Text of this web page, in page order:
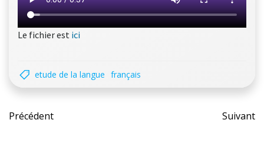
Le fichier est ici
etude de la langue français
Post
Précédent Suivant